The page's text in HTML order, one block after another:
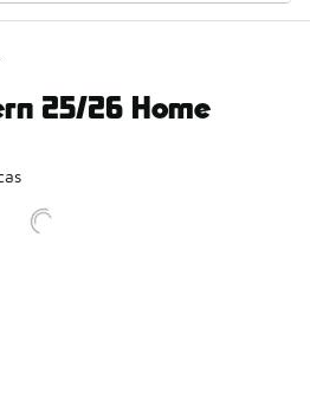
25/26 Home
1 bis 1 von 1 an.
aus